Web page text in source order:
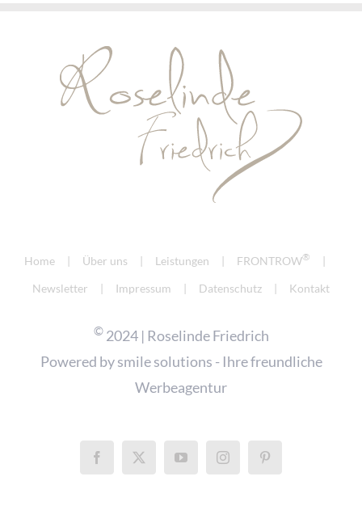
Home Über uns Leistungen FRONTROW®
Newsletter Impressum Datenschutz Kontakt
©2024 | Roselinde Friedrich
Powered bysmile solutions - Ihre freundliche
Werbeagentur